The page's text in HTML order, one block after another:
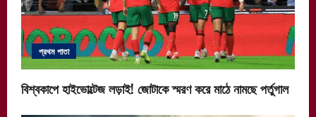
প্রথম পাতা
বিশ্বকাপে হাইভোল্টেজ লড়াই! জোটাকে স্মরণ করে মাঠে নামছে পর্তুগাল